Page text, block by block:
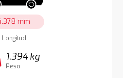
mm
Longitud
1.394 kg
Peso